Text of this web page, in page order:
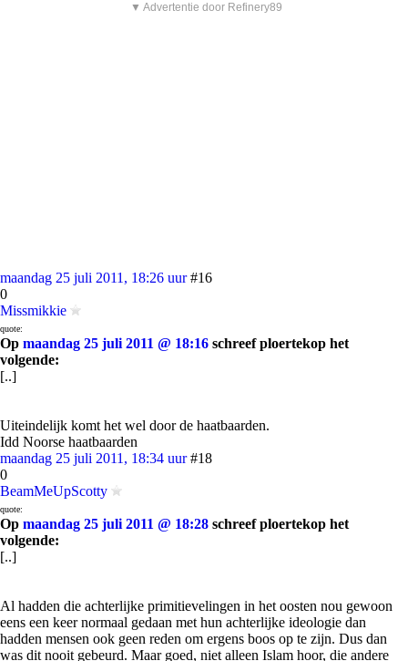
▼ Advertentie door Refinery89
maandag 25 juli 2011, 18:26 uur #16
0
Missmikkie
quote:
Op maandag 25 juli 2011 @ 18:16 schreef ploertekop het
volgende:
[..]
Uiteindelijk komt het wel door de haatbaarden.
Idd Noorse haatbaarden
maandag 25 juli 2011, 18:34 uur #18
0
BeamMeUpScotty
quote:
Op maandag 25 juli 2011 @ 18:28 schreef ploertekop het
volgende:
[..]
Al hadden die achterlijke primitievelingen in het oosten nou gewoon
eens een keer normaal gedaan met hun achterlijke ideologie dan
hadden mensen ook geen reden om ergens boos op te zijn. Dus dan
was dit nooit gebeurd. Maar goed, niet alleen Islam hoor, die andere